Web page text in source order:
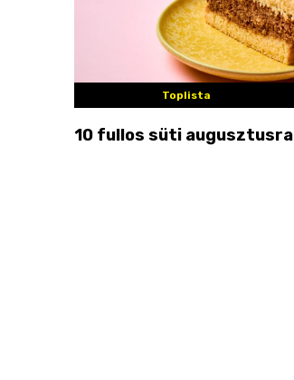
Toplista
10 fullos süti augusztusra